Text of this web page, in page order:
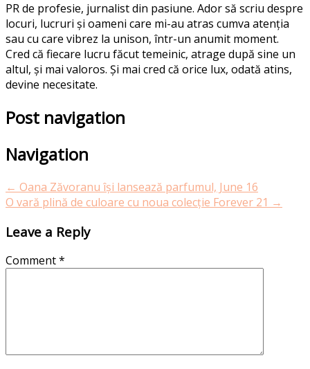
PR de profesie, jurnalist din pasiune. Ador să scriu despre
locuri, lucruri și oameni care mi-au atras cumva atenția
sau cu care vibrez la unison, într-un anumit moment.
Cred că fiecare lucru făcut temeinic, atrage după sine un
altul, și mai valoros. Și mai cred că orice lux, odată atins,
devine necesitate.
Post navigation
Navigation
← Oana Zăvoranu își lansează parfumul, June 16
O vară plină de culoare cu noua colecție Forever 21 →
Leave a Reply
Comment*